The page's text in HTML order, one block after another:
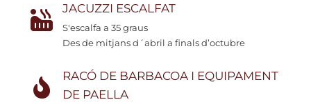
JACUZZI ESCALFAT
S'escalfa a 35 graus
Des de mitjans d´abril a finals d’octubre
RACÓ DE BARBACOA I EQUIPAMENT
DE PAELLA